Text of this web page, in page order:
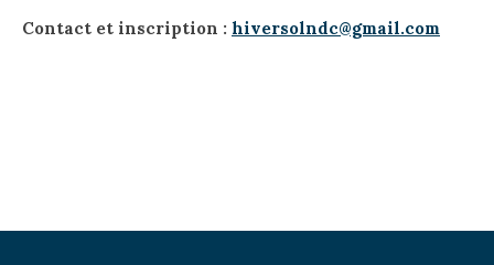
Contact et inscription : hiversolndc@gmail.com